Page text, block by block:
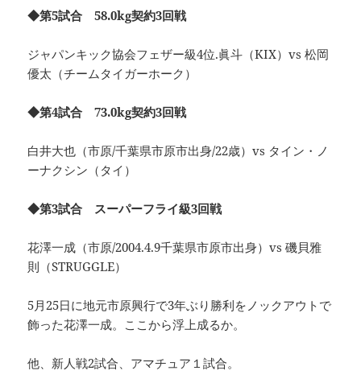
◆第5試合 58.0kg契約3回戦
ジャパンキック協会フェザー級4位.眞斗（KIX）vs 松岡
優太（チームタイガーホーク）
◆第4試合 73.0kg契約3回戦
白井大也（市原/千葉県市原市出身/22歳）vs タイン・ノ
ーナクシン（タイ）
◆第3試合 スーパーフライ級3回戦
花澤一成（市原/2004.4.9千葉県市原市出身）vs 磯貝雅
則（STRUGGLE）
5月25日に地元市原興行で3年ぶり勝利をノックアウトで
飾った花澤一成。ここから浮上成るか。
他、新人戦2試合、アマチュア１試合。